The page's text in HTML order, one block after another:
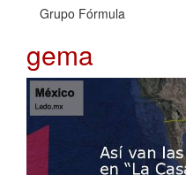
Grupo Fórmula
gema